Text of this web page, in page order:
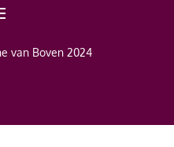
van Boven 2024